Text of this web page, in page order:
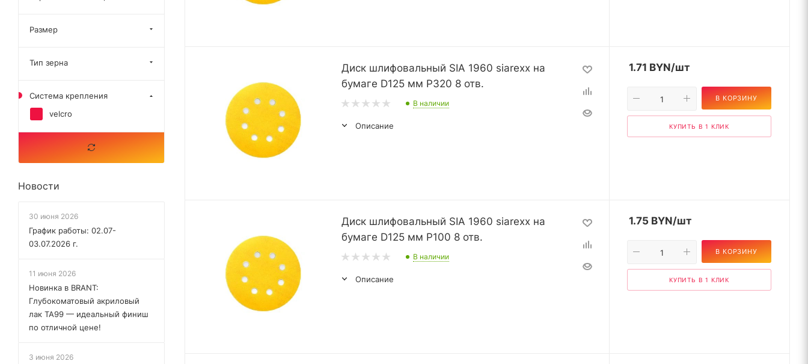
Диск шлифовальный SIA 1960 siarexx на
бумаге D125 мм P320 8 отв.
В наличии
Описание
1.71 BYN/шт
В КОРЗИНУ
КУПИТЬ В 1 КЛИК
Диск шлифовальный SIA 1960 siarexx на
бумаге D125 мм P100 8 отв.
В наличии
Описание
1.75 BYN/шт
В КОРЗИНУ
КУПИТЬ В 1 КЛИК
Размер
Тип зерна
Система крепления
velcro
Новости
30 июня 2026
График работы: 02.07-
03.07.2026 г.
11 июня 2026
Новинка в BRANT:
Глубокоматовый акриловый
лак TA99 — идеальный финиш
по отличной цене!
3 июня 2026